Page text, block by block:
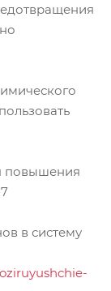
повышения
в систему